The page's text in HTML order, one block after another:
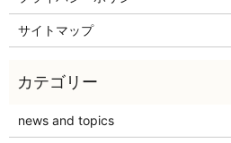
サイトマップ
news and topics